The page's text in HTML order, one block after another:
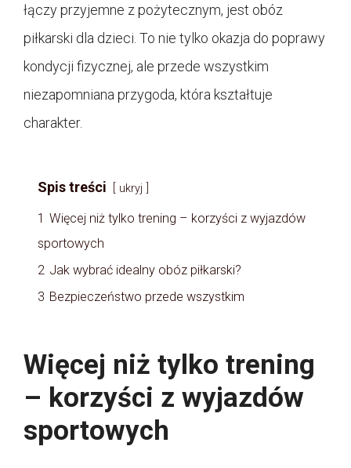
łączy przyjemne z pożytecznym, jest obóz
piłkarski dla dzieci. To nie tylko okazja do poprawy
kondycji fizycznej, ale przede wszystkim
niezapomniana przygoda, która kształtuje
charakter.
Spis treści ukryj
1 Więcej niż tylko trening – korzyści z wyjazdów
sportowych
2 Jak wybrać idealny obóz piłkarski?
3 Bezpieczeństwo przede wszystkim
Więcej niż tylko trening
– korzyści z wyjazdów
sportowych